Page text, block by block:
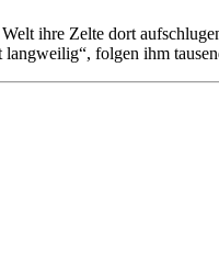
ihre Zelte dort
langweilig“, folgen ihm